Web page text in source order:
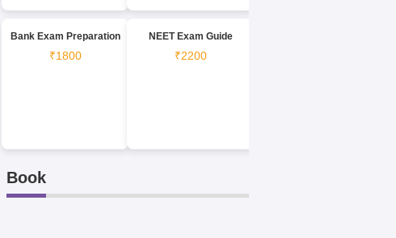
Bank Exam Preparation
₹1800
NEET Exam Guide
₹2200
Book